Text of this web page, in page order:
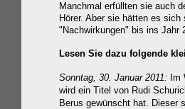
Manchmal erfüllten sie auch
Hörer. Aber sie hätten es
"Nachwirkungen" bis ins Jahr
Lesen Sie dazu folgende
Sonntag, 30. Januar 2011: Im
wird ein Titel von Rudi
Berus gewünscht hat. Dieser